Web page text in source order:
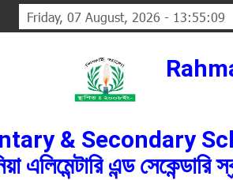
Friday, 07 August, 2026 - 13:55:09
& Secondary
এলিমেন্টারি এন্ড সেকেন্ডারি